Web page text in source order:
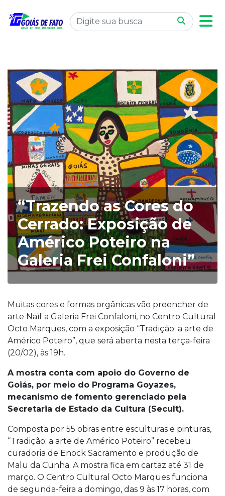
“Trazendo as Cores do
Cerrado: Exposição de
Américo Poteiro na
Galeria Frei Confaloni”
Muitas cores e formas orgânicas vão preencher de
arte Naïf a Galeria Frei Confaloni, no Centro Cultural
Octo Marques, com a exposição “Tradição: a arte de
Américo Poteiro”, que será aberta nesta terça-feira
(20/02), às 19h.
A mostra conta com apoio do Governo de
Goiás, por meio do Programa Goyazes,
mecanismo de fomento gerenciado pela
Secretaria de Estado da Cultura (Secult).
Composta por 55 obras entre esculturas e pinturas,
“Tradição: a arte de Américo Poteiro” recebeu
curadoria de Enock Sacramento e produção de
Malu da Cunha. A mostra fica em cartaz até 31 de
março. O Centro Cultural Octo Marques funciona
de segunda-feira a domingo, das 9 às 17 horas, com